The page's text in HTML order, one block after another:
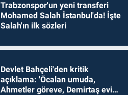
Trabzonspor'un yeni transferi
Mohamed Salah İstanbul'da! İşte
Salah'ın ilk sözleri
Devlet Bahçeli'den kritik
açıklama: 'Öcalan umuda,
Ahmetler göreve, Demirtaş evine